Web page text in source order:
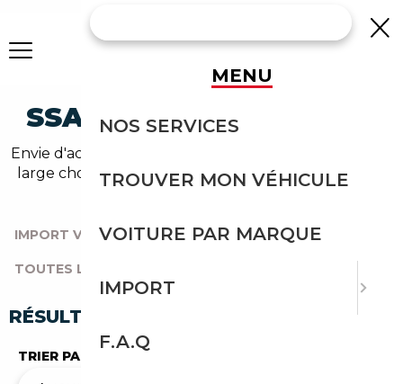
SSANGYONG OCCASION
Envie d'acheter une ssangyong au meilleur prix ? Un
large choix de véhicules d'occasion vous attend sur
IMPORT VOITURE | TOUTES LES MARQUES
TOUTES LES OCCASIONS
RÉSULTATS DE VOTRE RECHERCHE
TRIER PAR
MENU
NOS SERVICES
TROUVER MON VÉHICULE
VOITURE PAR MARQUE
IMPORT
F.A.Q